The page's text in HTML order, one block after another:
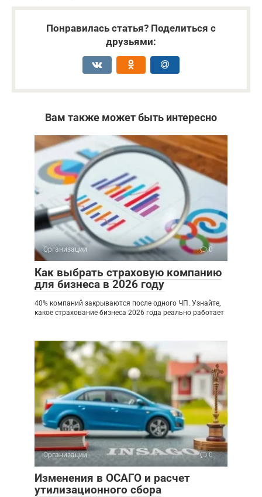
Понравилась статья? Поделиться с
друзьями:
Вам также может быть интересно
Организации 0
Как выбрать страховую компанию
для бизнеса в 2026 году
40% компаний закрываются после одного ЧП. Узнайте,
какое страхование бизнеса 2026 года реально работает
Организации 0
Изменения в ОСАГО и расчет
утилизационного сбора